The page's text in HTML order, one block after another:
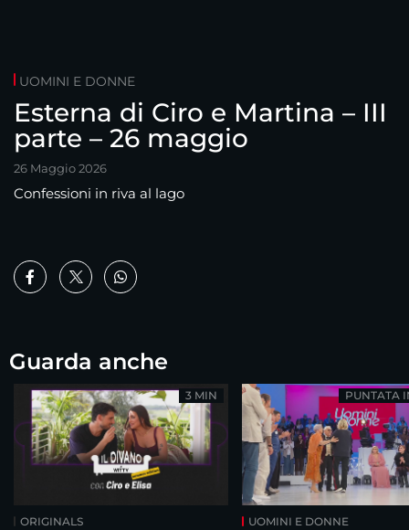
UOMINI E DONNE
Esterna di Ciro e Martina – III
parte – 26 maggio
26 Maggio 2026
Confessioni in riva al lago
Guarda anche
ORIGINALS
3 MIN
UOMINI E DONNE
PUNTATA